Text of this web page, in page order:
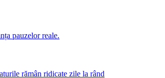
pauzelor reale.
rămân ridicate zile la rând